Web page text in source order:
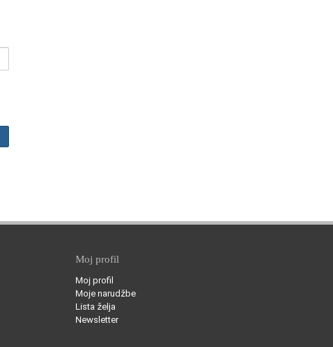
Moj profil
Moj profil
Moje narudžbe
Lista želja
Newsletter